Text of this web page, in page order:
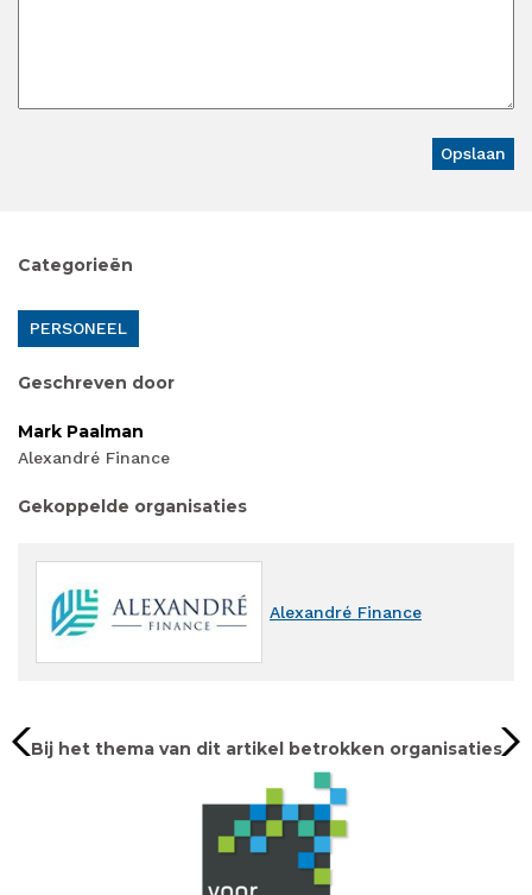
Categorieën
PERSONEEL
Geschreven door
Mark Paalman
Alexandré Finance
Gekoppelde organisaties
Alexandré Finance
Bij het thema van dit artikel betrokken organisaties